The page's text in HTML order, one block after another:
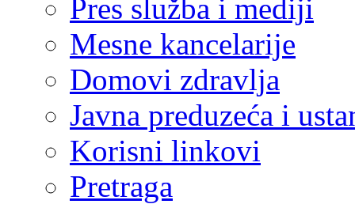
Pres služba i mediji
Mesne kancelarije
Domovi zdravlja
Javna preduzeća i
Korisni linkovi
Pretraga